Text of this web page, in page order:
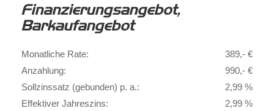
Finanzierungsangebot,
Barkaufangebot
Monatliche Rate:
389,- €
Anzahlung:
990,- €
Sollzinssatz (gebunden) p. a.:
2,99 %
Effektiver Jahreszins:
2,99 %